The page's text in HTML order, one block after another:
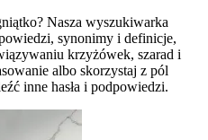
Nasza wyszukiwarka
synonimy i definicje,
krzyżówek, szarad i
albo skorzystaj z pól
inne hasła i podpowiedzi.